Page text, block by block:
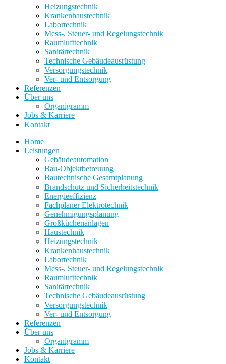
Heizungstechnik
Krankenhaustechnik
Labortechnik
Mess-, Steuer- und Regelungstechnik
Raumlufttechnik
Sanitärtechnik
Technische Gebäudeausrüstung
Versorgungstechnik
Ver- und Entsorgung
Referenzen
Über uns
Organigramm
Jobs & Karriere
Kontakt
Home
Leistungen
Gebäudeautomation
Bau-Objektbetreuung
Bautechnische Gesamtplanung
Brandschutz und Sicherheitstechnik
Energieeffizienz
Fachplaner Elektrotechnik
Genehmigungsplanung
Großküchenanlagen
Haustechnik
Heizungstechnik
Krankenhaustechnik
Labortechnik
Mess-, Steuer- und Regelungstechnik
Raumlufttechnik
Sanitärtechnik
Technische Gebäudeausrüstung
Versorgungstechnik
Ver- und Entsorgung
Referenzen
Über uns
Organigramm
Jobs & Karriere
Kontakt